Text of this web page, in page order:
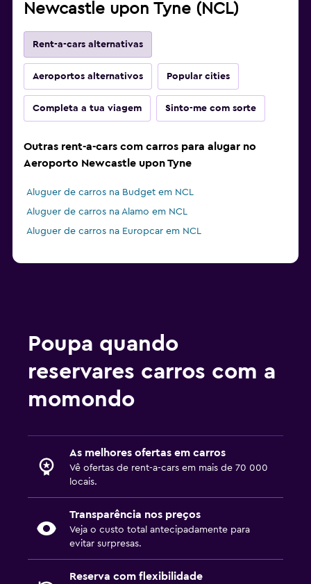
Newcastle upon Tyne (NCL)
Rent-a-cars alternativas
Aeroportos alternativos Popular cities
Completa a tua viagem Sinto-me com sorte
Outras rent-a-cars com carros para alugar no
Aeroporto Newcastle upon Tyne
Aluguer de carros na Budget em NCL
Aluguer de carros na Alamo em NCL
Aluguer de carros na Europcar em NCL
Poupa quando
reservares carros com a
momondo
As melhores ofertas em carros
Vê ofertas de rent-a-cars em mais de 70 000
locais.
Transparência nos preços
Veja o custo total antecipadamente para
evitar surpresas.
Reserva com flexibilidade